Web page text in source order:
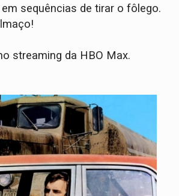
sequências de tirar o fôlego.
streaming da HBO Max.